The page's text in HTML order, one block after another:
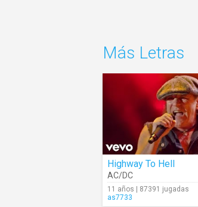
Más Letras
Highway To Hell
AC/DC
11 años | 87391 jugadas
as7733